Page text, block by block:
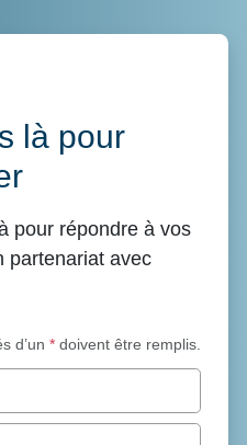
là pour
pour répondre à vos
partenariat avec
d’un *doivent être remplis.